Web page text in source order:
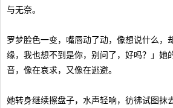
与无奈。
罗梦脸色一变，嘴唇动了动，像想说什么，
缘，我也想不到是你，别问了，好吗？」她
音，像在哀求，又像在逃避。
她转身继续擦盘子，水声轻响，彷彿试图抹